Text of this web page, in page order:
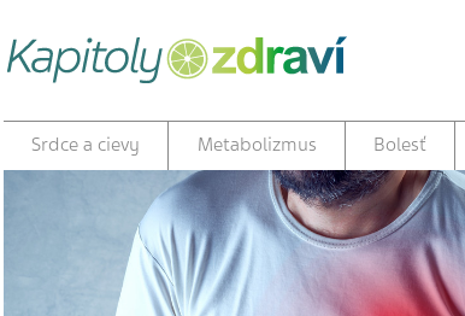
Srdce a cievy Metabolizmus Bolesť